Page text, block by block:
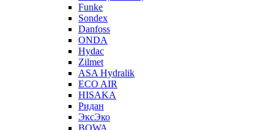
Funke
Sondex
Danfoss
ONDA
Hydac
Zilmet
ASA Hydralik
ECO AIR
HISAKA
Ридан
ЭксЭко
BOWA